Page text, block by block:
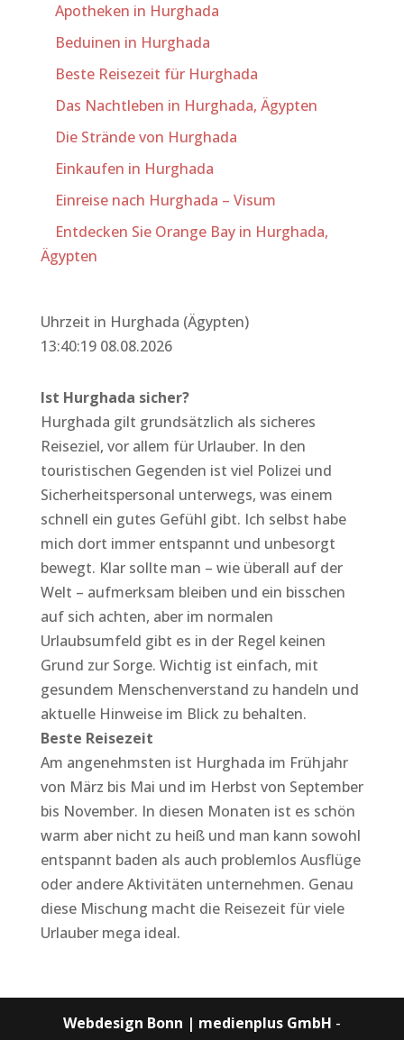
Apotheken in Hurghada
Beduinen in Hurghada
Beste Reisezeit für Hurghada
Das Nachtleben in Hurghada, Ägypten
Die Strände von Hurghada
Einkaufen in Hurghada
Einreise nach Hurghada – Visum
Entdecken Sie Orange Bay in Hurghada,
Ägypten
Uhrzeit in Hurghada (Ägypten)
13:40:19 08.08.2026
Ist Hurghada sicher?
Hurghada gilt grundsätzlich als sicheres
Reiseziel, vor allem für Urlauber. In den
touristischen Gegenden ist viel Polizei und
Sicherheitspersonal unterwegs, was einem
schnell ein gutes Gefühl gibt. Ich selbst habe
mich dort immer entspannt und unbesorgt
bewegt. Klar sollte man – wie überall auf der
Welt – aufmerksam bleiben und ein bisschen
auf sich achten, aber im normalen
Urlaubsumfeld gibt es in der Regel keinen
Grund zur Sorge. Wichtig ist einfach, mit
gesundem Menschenverstand zu handeln und
aktuelle Hinweise im Blick zu behalten.
Beste Reisezeit
Am angenehmsten ist Hurghada im Frühjahr
von März bis Mai und im Herbst von September
bis November. In diesen Monaten ist es schön
warm aber nicht zu heiß und man kann sowohl
entspannt baden als auch problemlos Ausflüge
oder andere Aktivitäten unternehmen. Genau
diese Mischung macht die Reisezeit für viele
Urlauber mega ideal.
Webdesign Bonn | medienplus GmbH -